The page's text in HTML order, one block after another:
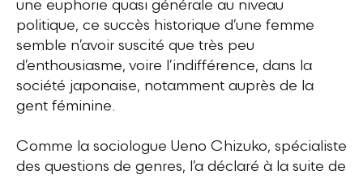
une euphorie quasi générale au niveau
politique, ce succès historique d’une femme
semble n’avoir suscité que très peu
d’enthousiasme, voire l’indifférence, dans la
société japonaise, notamment auprès de la
gent féminine.
Comme la sociologue Ueno Chizuko, spécialiste
des questions de genres, l’a déclaré à la suite de